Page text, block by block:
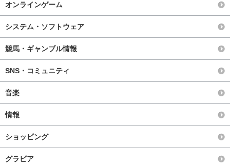
オンラインゲーム
システム・ソフトウェア
競馬・ギャンブル情報
SNS・コミュニティ
音楽
情報
ショッピング
グラビア